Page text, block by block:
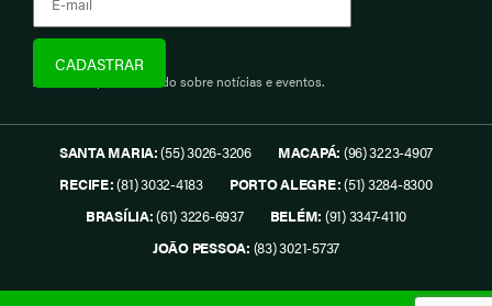
Assine e fique informado sobre notícias e eventos.
SANTA MARIA:(55) 3026-3206 MACAPÁ: (96) 3223-4907
RECIFE:(81) 3032-4183 PORTO ALEGRE:(51) 3284-8300
BRASÍLIA:(61) 3226-6937 BELÉM: (91) 3347-4110
JOÃO PESSOA: (83) 3021-5737